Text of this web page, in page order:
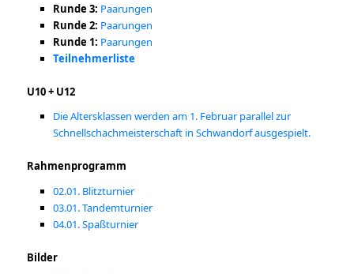
Runde 3: Paarungen
Runde 2: Paarungen
Runde 1: Paarungen
Teilnehmerliste
U10 + U12
Die Altersklassen werden am 1. Februar parallel zur
Schnellschachmeisterschaft in Schwandorf ausgespielt.
Rahmenprogramm
02.01. Blitzturnier
03.01. Tandemturnier
04.01. Spaßturnier
Bilder